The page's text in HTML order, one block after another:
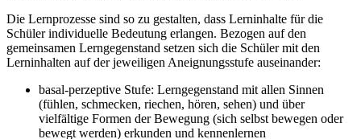
Die Lernprozesse sind so zu gestalten, dass Lerninhalte für die
Schüler individuelle Bedeutung erlangen. Bezogen auf den
gemeinsamen Lerngegenstand setzen sich die Schüler mit den
Lerninhalten auf der jeweiligen Aneignungsstufe auseinander:
basal-perzeptive Stufe: Lerngegenstand mit allen Sinnen
(fühlen, schmecken, riechen, hören, sehen) und über
vielfältige Formen der Bewegung (sich selbst bewegen oder
bewegt werden) erkunden und kennenlernen